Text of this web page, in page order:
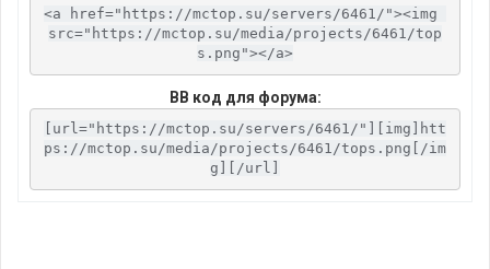
<a href="https://mctop.su/servers/6461/"><img
src="https://mctop.su/media/projects/6461/top
s.png"></a>
BB код для форума:
[url="https://mctop.su/servers/6461/"][img]htt
ps://mctop.su/media/projects/6461/tops.png[/im
g][/url]